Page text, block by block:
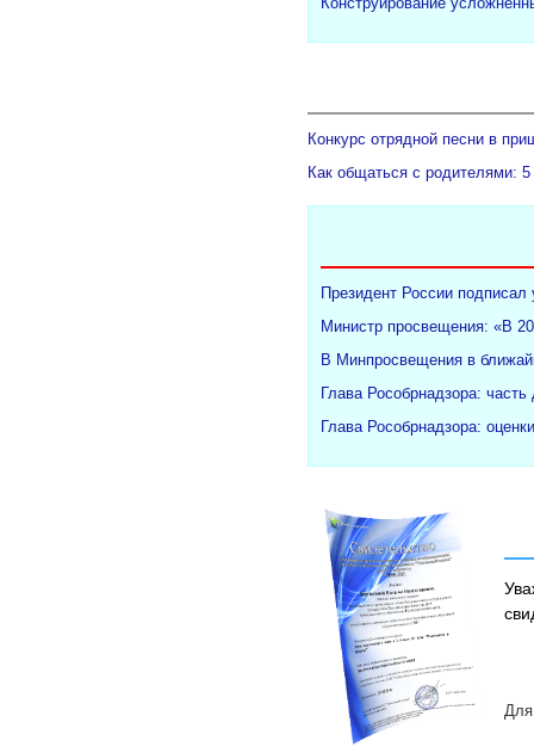
Конкурс отрядной песни в
Как общаться с родителями: 5
Президент России подписал
Министр просвещения: «В
В Минпросвещения в
Глава Рособрнадзора:
Глава Рособрнадзора:
Для